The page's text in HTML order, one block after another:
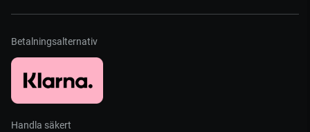
Betalningsalternativ
Handla säkert